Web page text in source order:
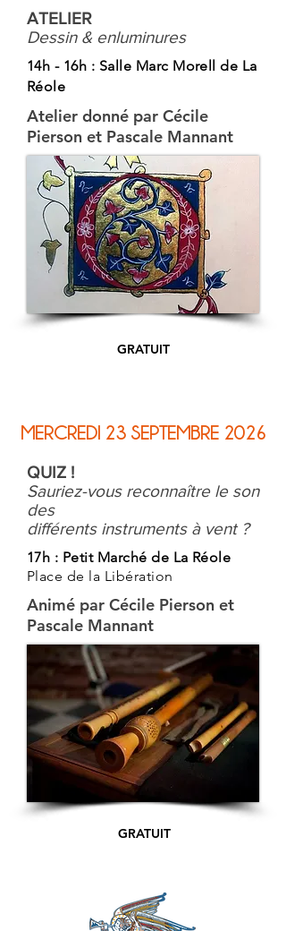
ATELIER
Dessin & enluminures
14h - 16h : Salle Marc Morell de La
Réole
Atelier donné par Cécile
Pierson et Pascale Mannant
GRATUIT
MERCREDI 23 SEPTEMBRE 2026
QUIZ !
Sauriez-vous reconnaître le son
des
différents instruments à vent ?
17h : Petit Marché de La Réole
Place de la Libération
Animé par Cécile Pierson et
Pascale Mannant
GRATUIT